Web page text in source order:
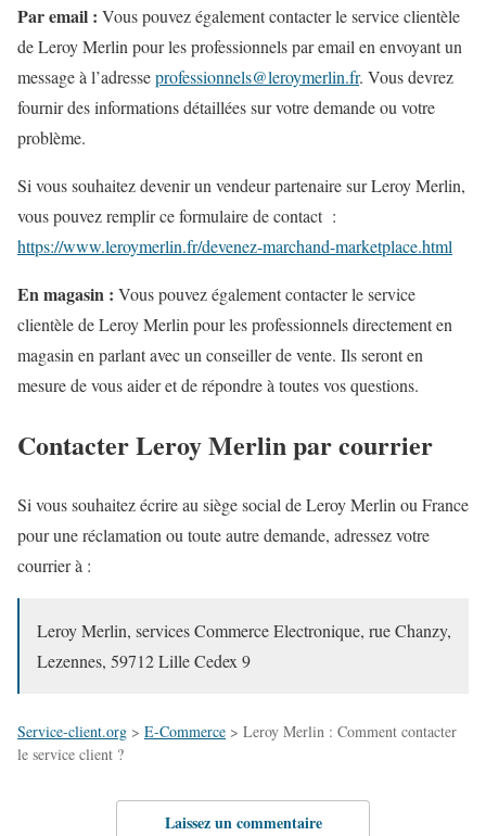
Par email : Vous pouvez également contacter le service clientèle
de Leroy Merlin pour les professionnels par email en envoyant un
message à l’adresseprofessionnels@leroymerlin.fr. Vous devrez
fournir des informations détaillées sur votre demande ou votre
problème.
Si vous souhaitez devenir un vendeur partenaire sur Leroy Merlin,
vous pouvez remplir ce formulaire de contact :
https://www.leroymerlin.fr/devenez-marchand-marketplace.html
En magasin : Vous pouvez également contacter le service
clientèle de Leroy Merlin pour les professionnels directement en
magasin en parlant avec un conseiller de vente. Ils seront en
mesure de vous aider et de répondre à toutes vos questions.
Contacter Leroy Merlin par courrier
Si vous souhaitez écrire au siège social de Leroy Merlin ou France
pour une réclamation ou toute autre demande, adressez votre
courrier à :
Leroy Merlin, services Commerce Electronique, rue Chanzy,
Lezennes, 59712 Lille Cedex 9
Service-client.org > E-Commerce > Leroy Merlin : Comment contacter
le service client ?
Laissez un commentaire